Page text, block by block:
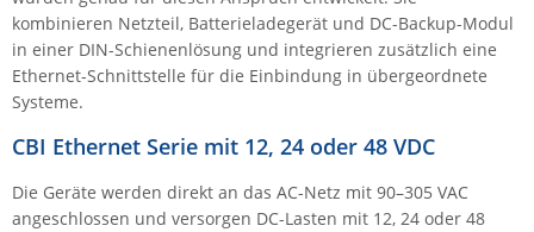
Riello UPS
Server Technology
Siretta
SIRIO Antenne
Tactical Software
kombinieren Netzteil, Batterieladegerät und DC-Backup-Modul
in einer DIN-Schienenlösung und integrieren zusätzlich eine
Ethernet-Schnittstelle für die Einbindung in übergeordnete
Systeme.
CBI Ethernet Serie mit 12, 24 oder 48 VDC
Die Geräte werden direkt an das AC-Netz mit 90–305 VAC
angeschlossen und versorgen DC-Lasten mit 12, 24 oder 48